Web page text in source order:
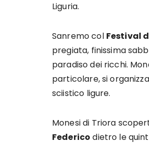
Liguria.
Sanremo col Festival
pregiata, finissima
paradiso dei ricchi.
particolare, si
sciistico ligure.
Monesi di Triora
Federico dietro le